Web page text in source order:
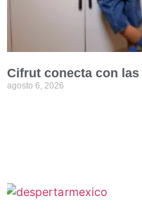
Cifrut conecta con
agosto 6, 2026